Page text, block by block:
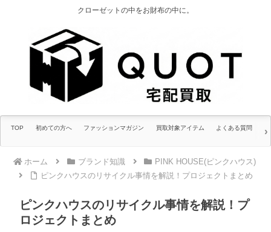
クローゼットの中をお財布の中に。
TOP 初めての方へ ファッションマガジン 買取対象アイテム よくある質問
ホーム ブランド知識
PINK HOUSE(ピンクハウス)
ピンクハウスのリサイクル事情を解説！プロジェクトまとめ
ピンクハウスのリサイクル事情を解説！プ
ロジェクトまとめ